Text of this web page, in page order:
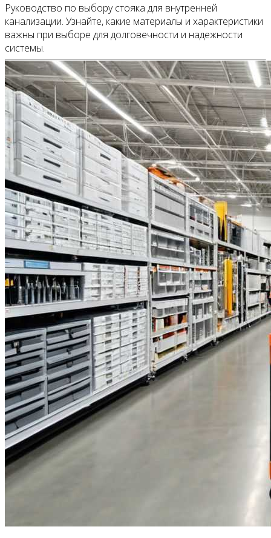
Руководство по выбору стояка для внутренней
канализации. Узнайте, какие материалы и характеристики
важны при выборе для долговечности и надежности
системы.